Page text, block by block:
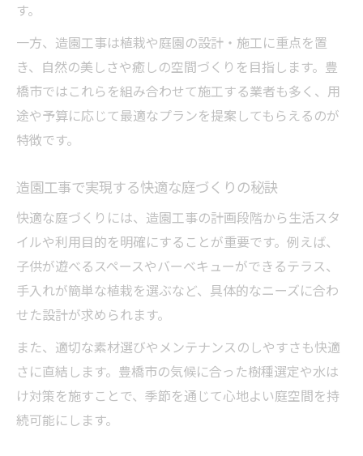
ガーデン施工で専門家が重視するポイント
豊橋 外構 評判から読み解く成功の秘訣
造園工事のプロが勧めるプラン作成術
す。
一方、造園工事は植栽や庭園の設計・施工に重点を置
き、自然の美しさや癒しの空間づくりを目指します。豊
橋市ではこれらを組み合わせて施工する業者も多く、用
途や予算に応じて最適なプランを提案してもらえるのが
特徴です。
造園工事で実現する快適な庭づくりの秘訣
快適な庭づくりには、造園工事の計画段階から生活スタ
イルや利用目的を明確にすることが重要です。例えば、
子供が遊べるスペースやバーベキューができるテラス、
手入れが簡単な植栽を選ぶなど、具体的なニーズに合わ
せた設計が求められます。
また、適切な素材選びやメンテナンスのしやすさも快適
さに直結します。豊橋市の気候に合った樹種選定や水は
け対策を施すことで、季節を通じて心地よい庭空間を持
続可能にします。